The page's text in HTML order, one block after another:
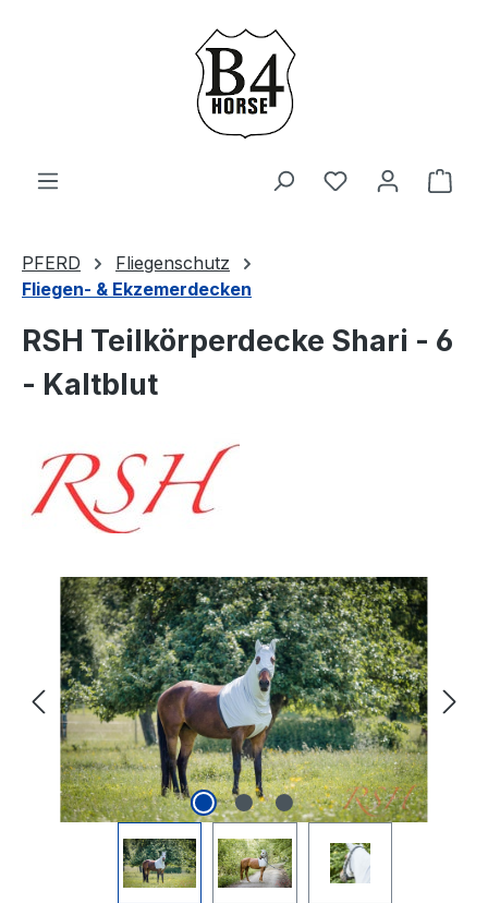
Zum Hauptinhalt springen
Du hast 0
PFERD
Fliegenschutz
Fliegen- & Ekzemerdecken
RSH Teilkörperdecke Shari - 6
- Kaltblut